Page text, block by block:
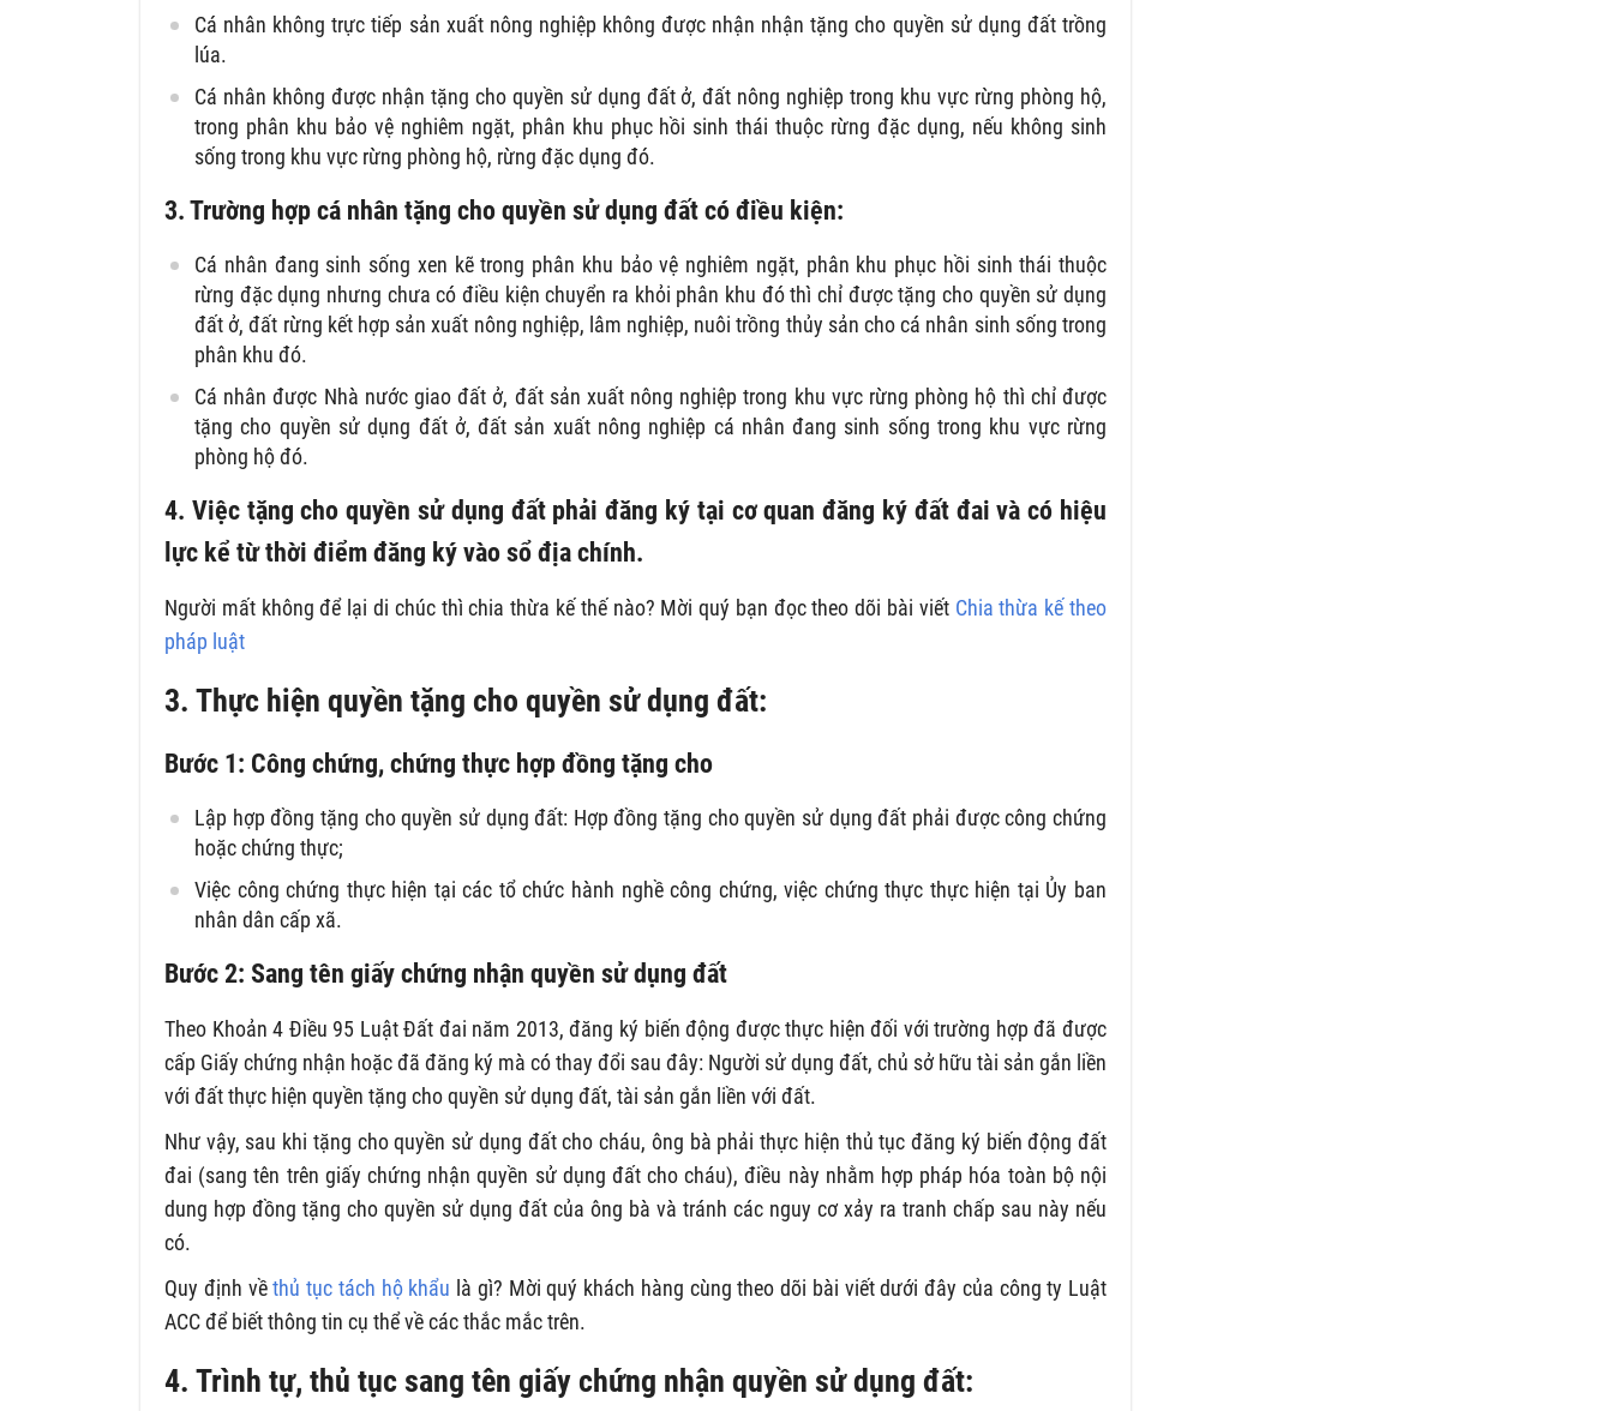
Cá nhân không trực tiếp sản xuất nông nghiệp không được nhận nhận tặng cho quyền sử dụng đất trồng
lúa.
Cá nhân không được nhận tặng cho quyền sử dụng đất ở, đất nông nghiệp trong khu vực rừng phòng hộ,
trong phân khu bảo vệ nghiêm ngặt, phân khu phục hồi sinh thái thuộc rừng đặc dụng, nếu không sinh
sống trong khu vực rừng phòng hộ, rừng đặc dụng đó.
3. Trường hợp cá nhân tặng cho quyền sử dụng đất có điều kiện:
Cá nhân đang sinh sống xen kẽ trong phân khu bảo vệ nghiêm ngặt, phân khu phục hồi sinh thái thuộc
rừng đặc dụng nhưng chưa có điều kiện chuyển ra khỏi phân khu đó thì chỉ được tặng cho quyền sử dụng
đất ở, đất rừng kết hợp sản xuất nông nghiệp, lâm nghiệp, nuôi trồng thủy sản cho cá nhân sinh sống trong
phân khu đó.
Cá nhân được Nhà nước giao đất ở, đất sản xuất nông nghiệp trong khu vực rừng phòng hộ thì chỉ được
tặng cho quyền sử dụng đất ở, đất sản xuất nông nghiệp cá nhân đang sinh sống trong khu vực rừng
phòng hộ đó.
4. Việc tặng cho quyền sử dụng đất phải đăng ký tại cơ quan đăng ký đất đai và có hiệu
lực kể từ thời điểm đăng ký vào sổ địa chính.
Người mất không để lại di chúc thì chia thừa kế thế nào? Mời quý bạn đọc theo dõi bài viết Chia thừa kế theo
pháp luật
3. Thực hiện quyền tặng cho quyền sử dụng đất:
Bước 1: Công chứng, chứng thực hợp đồng tặng cho
Lập hợp đồng tặng cho quyền sử dụng đất: Hợp đồng tặng cho quyền sử dụng đất phải được công chứng
hoặc chứng thực;
Việc công chứng thực hiện tại các tổ chức hành nghề công chứng, việc chứng thực thực hiện tại Ủy ban
nhân dân cấp xã.
Bước 2: Sang tên giấy chứng nhận quyền sử dụng đất
Theo Khoản 4 Điều 95 Luật Đất đai năm 2013, đăng ký biến động được thực hiện đối với trường hợp đã được
cấp Giấy chứng nhận hoặc đã đăng ký mà có thay đổi sau đây: Người sử dụng đất, chủ sở hữu tài sản gắn liền
với đất thực hiện quyền tặng cho quyền sử dụng đất, tài sản gắn liền với đất.
Như vậy, sau khi tặng cho quyền sử dụng đất cho cháu, ông bà phải thực hiện thủ tục đăng ký biến động đất
đai (sang tên trên giấy chứng nhận quyền sử dụng đất cho cháu), điều này nhằm hợp pháp hóa toàn bộ nội
dung hợp đồng tặng cho quyền sử dụng đất của ông bà và tránh các nguy cơ xảy ra tranh chấp sau này nếu
có.
Quy định vềthủ tục tách hộ khẩu là gì? Mời quý khách hàng cùng theo dõi bài viết dưới đây của công ty Luật
ACC để biết thông tin cụ thể về các thắc mắc trên.
4. Trình tự, thủ tục sang tên giấy chứng nhận quyền sử dụng đất: